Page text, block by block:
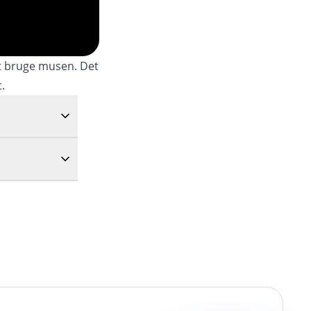
musen. Det